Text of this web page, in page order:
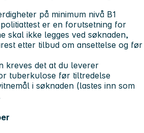
på minimum nivå B1
er en forutsetning for
skal ikke legges ved søknaden,
etter tilbud om ansettelse og før
kreves det at du leverer
tuberkulose før tiltredelse
i søknaden (lastes inn som